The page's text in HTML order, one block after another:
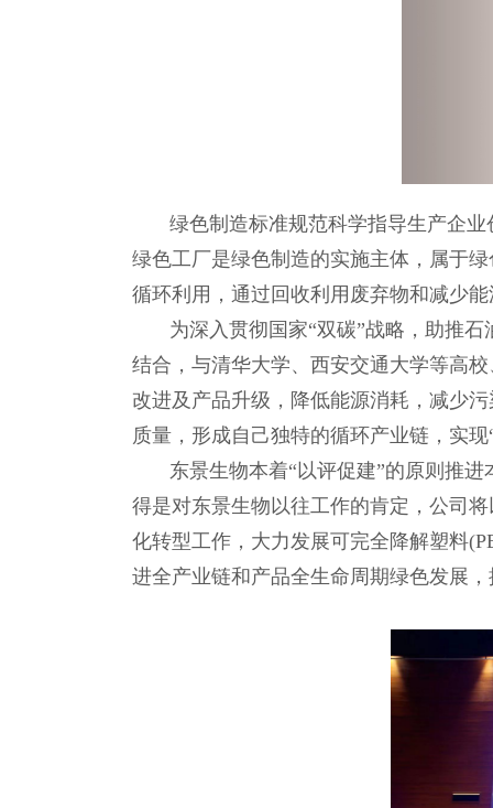
绿色制造标准规范科学指导生产企
绿色工厂是绿色制造的实施主体，属于
循环利用，通过回收利用废弃物和减少
为深入贯彻国家“双碳”战略，助推
结合，与清华大学、西安交通大学等高
改进及产品升级，降低能源消耗，减少
质量，形成自己独特的循环产业链，实
东景生物本着“以评促建”的原则推
得是对东景生物以往工作的肯定，公司
化转型工作，大力发展可完全降解塑料
进全产业链和产品全生命周期绿色发展